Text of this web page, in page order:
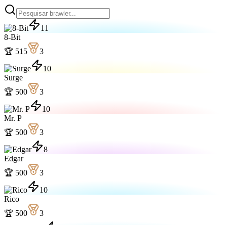
11
8-Bit
🏆 515
3
10
Surge
🏆 500
3
10
Mr. P
🏆 500
3
8
Edgar
🏆 500
3
10
Rico
🏆 500
3